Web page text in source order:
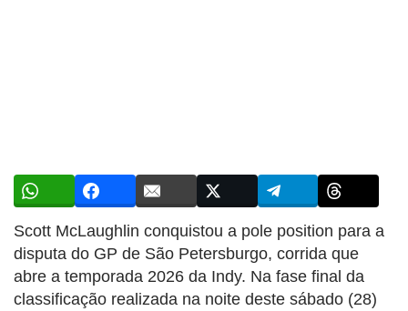
Scott McLaughlin conquistou a pole position para a
disputa do GP de São Petersburgo, corrida que
abre a temporada 2026 da Indy. Na fase final da
classificação realizada na noite deste sábado (28)